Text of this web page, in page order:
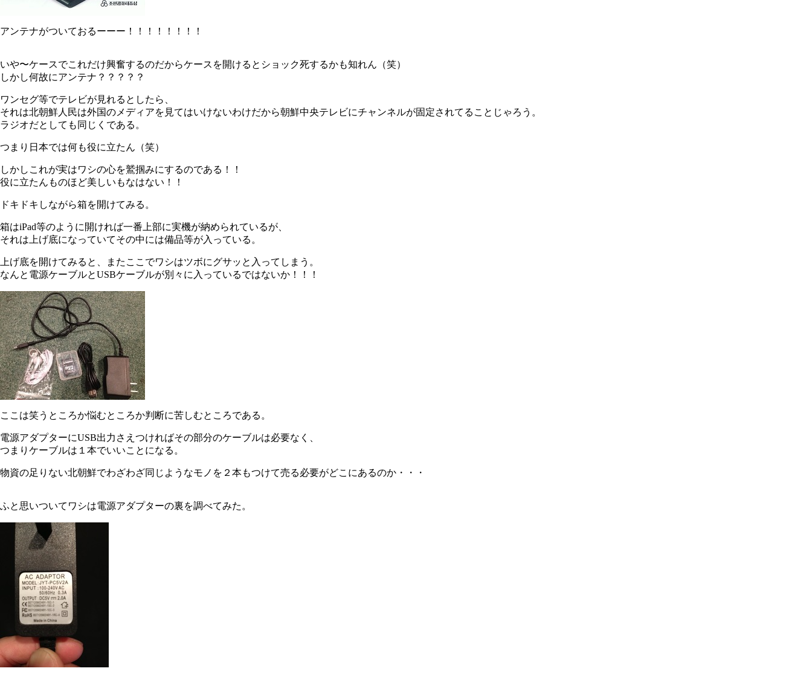
アンテナがついておるーーー！！！！！！！！
いや〜ケースでこれだけ興奮するのだからケースを開けるとショック死するかも知れん（笑）
しかし何故にアンテナ？？？？？
ワンセグ等でテレビが見れるとしたら、
それは北朝鮮人民は外国のメディアを見てはいけないわけだから朝鮮中央テレビにチャンネルが固定されてることじゃろう。
ラジオだとしても同じくである。
つまり日本では何も役に立たん（笑）
しかしこれが実はワシの心を鷲掴みにするのである！！
役に立たんものほど美しいもなはない！！
ドキドキしながら箱を開けてみる。
箱はiPad等のように開ければ一番上部に実機が納められているが、
それは上げ底になっていてその中には備品等が入っている。
上げ底を開けてみると、またここでワシはツボにグサッと入ってしまう。
なんと電源ケーブルとUSBケーブルが別々に入っているではないか！！！
ここは笑うところか悩むところか判断に苦しむところである。
電源アダプターにUSB出力さえつければその部分のケーブルは必要なく、
つまりケーブルは１本でいいことになる。
物資の足りない北朝鮮でわざわざ同じようなモノを２本もつけて売る必要がどこにあるのか・・・
ふと思いついてワシは電源アダプターの裏を調べてみた。